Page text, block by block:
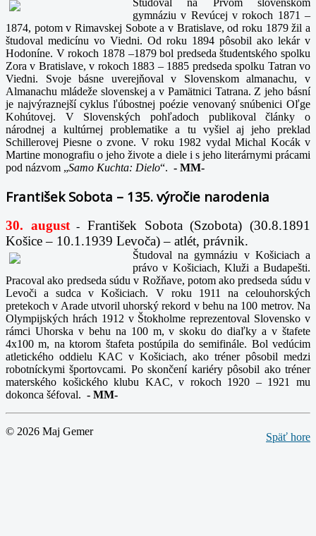
gymnáziu v Revúcej v rokoch 1871 –
1874, potom v Rimavskej Sobote a v Bratislave, od roku 1879 žil a
študoval medicínu vo Viedni. Od roku 1894 pôsobil ako lekár v
Hodoníne. V rokoch 1878 –1879 bol predseda študentského spolku
Zora v Bratislave, v rokoch 1883 – 1885 predseda spolku Tatran vo
Viedni. Svoje básne uverejňoval v Slovenskom almanachu, v
Almanachu mládeže slovenskej a v Pamätnici Tatrana. Z jeho básní
je najvýraznejší cyklus ľúbostnej poézie venovaný snúbenici Oľge
Kohútovej. V Slovenských pohľadoch publikoval články o
národnej a kultúrnej problematike a tu vyšiel aj jeho preklad
Schillerovej Piesne o zvone. V roku 1982 vydal Michal Kocák v
Martine monografiu o jeho živote a diele i s jeho literárnymi prácami
pod názvom „Samo Kuchta: Dielo“. - MM-
František Sobota – 135. výročie narodenia
30. august-
František Sobota (Szobota) (30.8.1891
Košice – 10.1.1939 Levoča) – atlét, právnik.
Študoval na gymnáziu v Košiciach a
právo v Košiciach, Kluži a Budapešti.
Pracoval ako predseda súdu v Rožňave, potom ako predseda súdu v
Levoči a sudca v Košiciach. V roku 1911 na celouhorských
pretekoch v Arade utvoril uhorský rekord v behu na 100 metrov. Na
Olympijských hrách 1912 v Štokholme reprezentoval Slovensko v
rámci Uhorska v behu na 100 m, v skoku do diaľky a v štafete
4x100 m, na ktorom štafeta postúpila do semifinále. Bol vedúcim
atletického oddielu KAC v Košiciach, ako tréner pôsobil medzi
robotníckymi športovcami. Po skončení kariéry pôsobil ako tréner
materského košického klubu KAC, v rokoch 1920 – 1921 mu
dokonca šéfoval. - MM-
Späť hore
© 2026 Maj Gemer